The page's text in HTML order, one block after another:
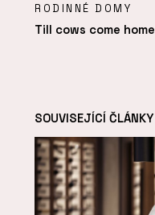
RODINNÉ DOMY
Till cows come home
SOUVISEJÍCÍ ČLÁNKY